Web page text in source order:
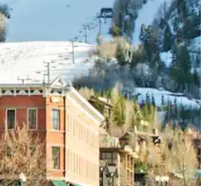
do teclado ou tocando e deslizando o